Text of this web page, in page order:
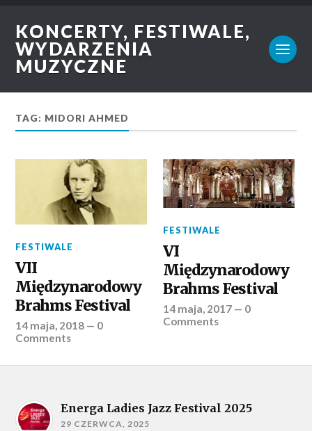
KONCERTY, FESTIWALE,
WYDARZENIA
MUZYCZNE
TAG: MIDORI AHMED
FESTIWALE
VII
Międzynarodowy
Brahms Festival
14 maja, 2018 — 0
Comments
FESTIWALE
VI
Międzynarodowy
Brahms Festival
14 maja, 2017 — 0
Comments
Energa Ladies Jazz Festival 2025
29 CZERWCA, 2025